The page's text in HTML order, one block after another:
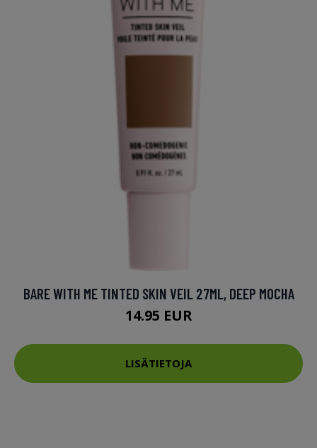
BARE WITH ME TINTED SKIN VEIL 27ML, DEEP MOCHA
14.95 EUR
LISÄTIETOJA